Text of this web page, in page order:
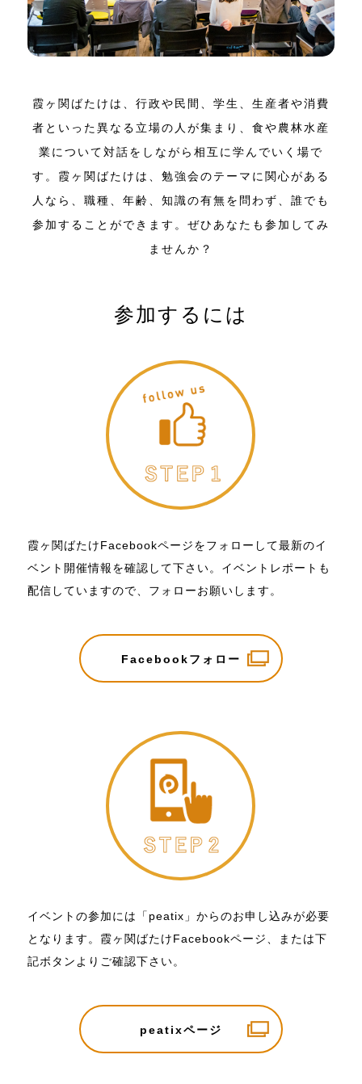
霞ヶ関ばたけは、行政や民間、学生、生産者や消費
者といった異なる立場の人が集まり、 食や農林水産
業について対話をしながら相互に学んでいく場で
す。 霞ヶ関ばたけは、勉強会のテーマに関心がある
人なら、 職種、年齢、知識の有無を問わず、誰でも
参加することができます。ぜひあなたも参加してみ
ませんか？
参加するには
霞ヶ関ばたけFacebookページをフォローして最新のイ
ベント開催情報を確認して下さい。イベントレポートも
配信していますので、フォローお願いします。
Facebookフォロー
イベントの参加には「peatix」からのお申し込みが必要
となります。霞ヶ関ばたけFacebookページ、または下
記ボタンよりご確認下さい。
peatixページ